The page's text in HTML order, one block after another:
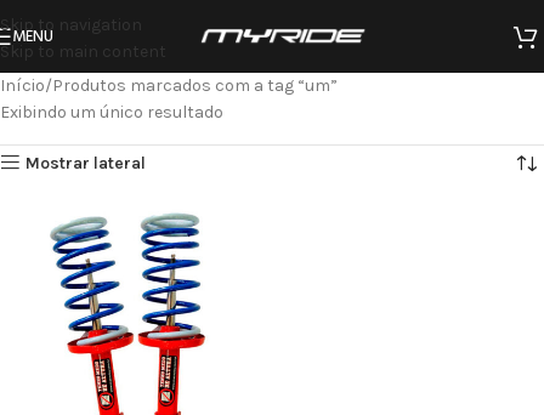
Skip to navigation
Skip to main content
MENU
Início Produtos marcados com a tag “um”
Exibindo um único resultado
Mostrar lateral